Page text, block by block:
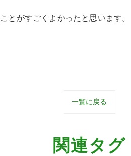
とがすごくよかったと思います。
一覧に戻る
関連タグ